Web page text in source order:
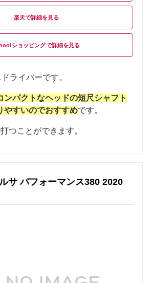
楽天
ショッピング
ライバーです。
ンパクトなヘッドの短尺シャフト
やすいのでおすすめです。
つことができます。
サ パフォーマンス380 2020